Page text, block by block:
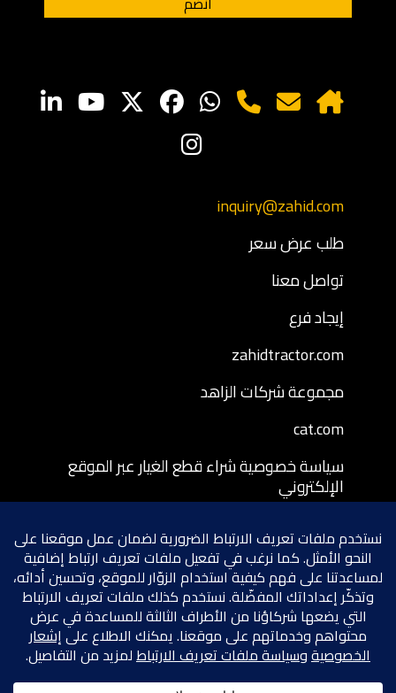
inquiry@zahid.com
طلب عرض سعر
تواصل معنا
إيجاد فرع
zahidtractor.com
مجموعة شركات الزاهد
cat.com
سياسة خصوصية شراء قطع الغيار عبر الموقع
الإلكتروني
الإلكتروني
سياسة إرجاع قطع الغيار المشتراة عبر الموقع
الإلكتروني
شروط الخصوصية
سياسة ملفات تعريف الارتباط